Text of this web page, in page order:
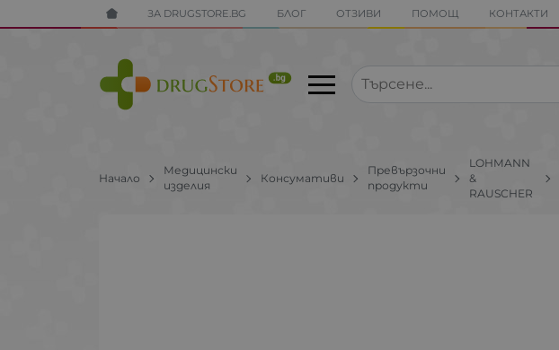
ЗА DRUGSTORE.BG БЛОГ ОТЗИВИ ПОМОЩ КОНТАКТИ
Начало
Медицински
изделия
Консумативи
Превързочни
продукти
LOHMANN
&
RAUSCHER